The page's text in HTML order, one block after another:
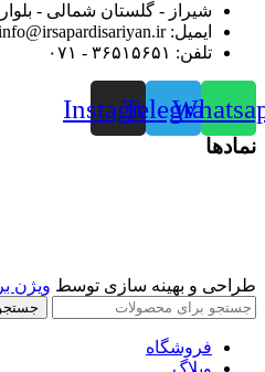
شیراز - گلستان شمالی -
ایمیل: info@irsapardisariyan.ir
تلفن: ۳۶۵۱۵۶۵۱ - ۰۷۱
Telegram
Instagram
نمادها
طراحی و بهینه سازی توسط ویژن
فروشگاه
وبلاگ